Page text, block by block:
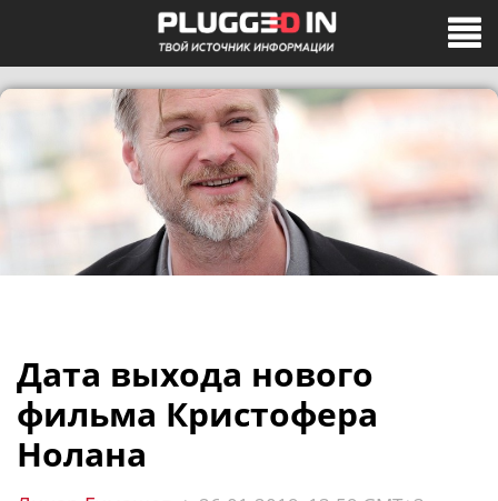
Дата выхода нового
фильма Кристофера
Нолана